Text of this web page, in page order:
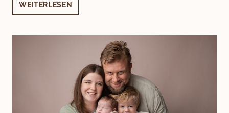
WEITERLESEN
MIT